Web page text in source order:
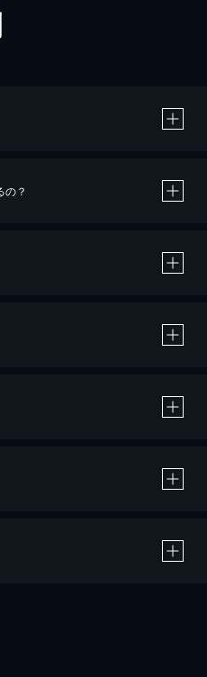
の？
ド決済による作品の購入 / レンタルです。
/ レンタルは、20％のポイント還元です。